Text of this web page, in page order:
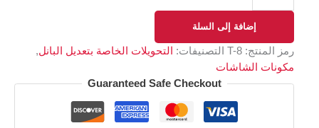
إضافة إلى السلة
رمز المنتج: T-8 التصنيفات: التحويلات الخاصة بتعديل البانل,
مكونات الشاشات
Guaranteed Safe Checkout